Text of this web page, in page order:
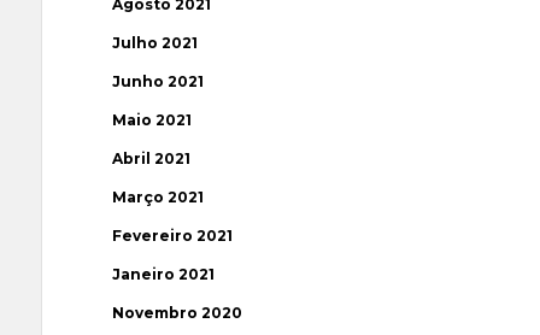
Agosto 2021
Julho 2021
Junho 2021
Maio 2021
Abril 2021
Março 2021
Fevereiro 2021
Janeiro 2021
Novembro 2020